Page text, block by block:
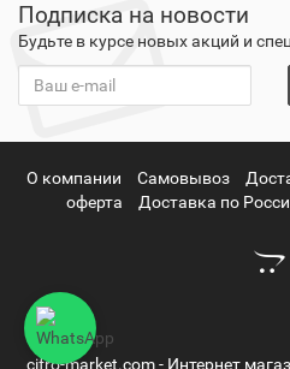
Подписка на новости
Будьте в курсе новых акций и
О компании Самовывоз
оферта
Доставка по
cifro-market.com - Интернет